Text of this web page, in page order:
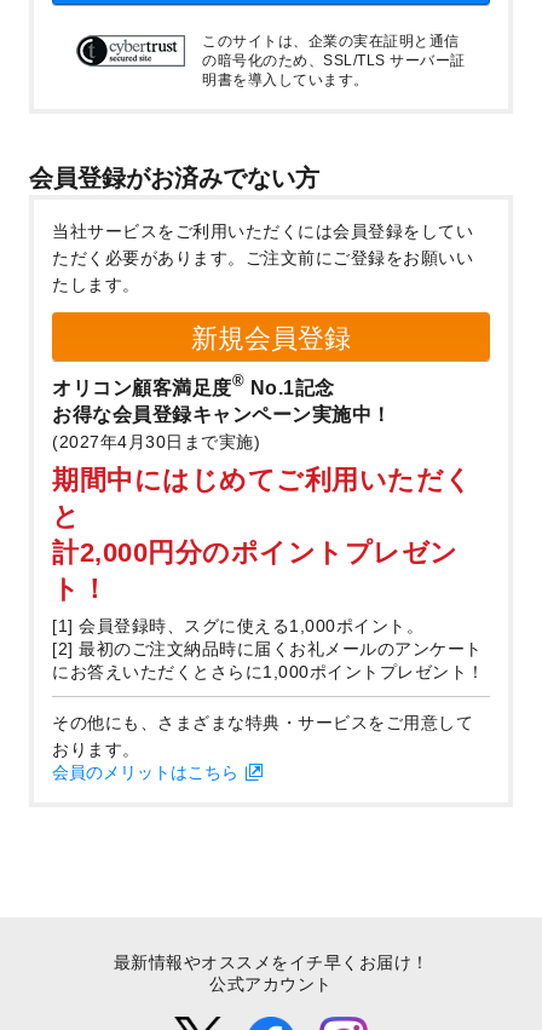
このサイトは、企業の実在証明と通信
の暗号化のため、SSL/TLS サーバー証
明書を導入しています。
会員登録がお済みでない方
当社サービスをご利用いただくには会員登録をしてい
ただく必要があります。
ご注文前にご登録をお願いい
たします。
新規会員登録
オリコン顧客満足度® No.1記念
お得な会員登録キャンペーン実施中！
(2027年4月30日まで実施)
期間中にはじめてご利用いただく
と
計2,000円分のポイントプレゼン
ト！
[1] 会員登録時、スグに使える1,000ポイント。
[2] 最初のご注文納品時に届くお礼メールのアンケート
にお答えいただくとさらに1,000ポイントプレゼント！
その他にも、さまざまな特典・サービスをご用意して
おります。
会員のメリットはこちら
最新情報やオススメをイチ早くお届け！
公式アカウント